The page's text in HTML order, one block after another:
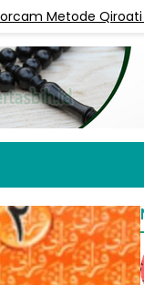
Qiroati di LPQ